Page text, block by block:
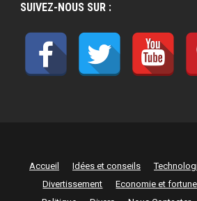
SUIVEZ-NOUS SUR :
Accueil Idées et conseils
Divertissement
Economie et fortune